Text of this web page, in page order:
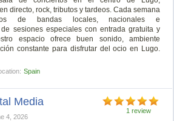
directo, rock, tributos y tardeos. Cada semana
de bandas locales, nacionales e
sesiones especiales con entrada gratuita y
espacio ofrece buen sonido, ambiente
constante para disfrutar del ocio en Lugo.
Spain
1 review
Media
4, 2026